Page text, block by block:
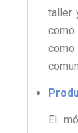
taller
El